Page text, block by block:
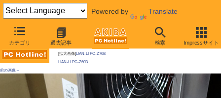
Powered by Translate
カテゴリ 過去記事 検索 Impressサイト
AKIBA PC Hotline!
今週見つけた新製品：ケース類/関連製品
[拡大画像] LIAN-LI PC-Z70B
LIAN-LI PC-Z60B
前の画像←